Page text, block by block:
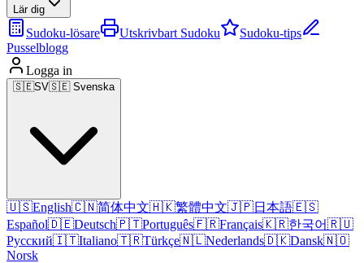
Lär dig
Sudoku-lösare Utskrivbart Sudoku
Sudoku-tips
Pusselblogg
Logga in
🇸🇪SV🇸🇪 Svenska
🇺🇸English🇨🇳简体中文🇭🇰繁體中文🇯🇵日本語🇪🇸
Español🇩🇪Deutsch🇵🇹Português🇫🇷Français🇰🇷한국어🇷🇺
Русский🇮🇹Italiano🇹🇷Türkçe🇳🇱Nederlands🇩🇰Dansk🇳🇴
Norsk